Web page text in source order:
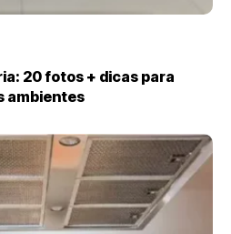
20 fotos + dicas para
ambientes